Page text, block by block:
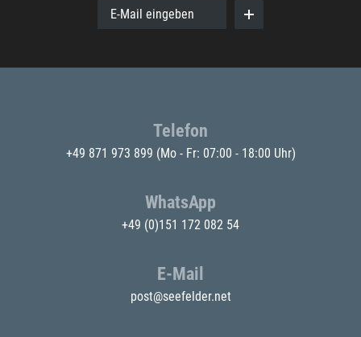
E-Mail eingeben
Telefon
+49 871 973 899 (Mo - Fr: 07:00 - 18:00 Uhr)
WhatsApp
+49 (0)151 172 082 54
E-Mail
post@seefelder.net